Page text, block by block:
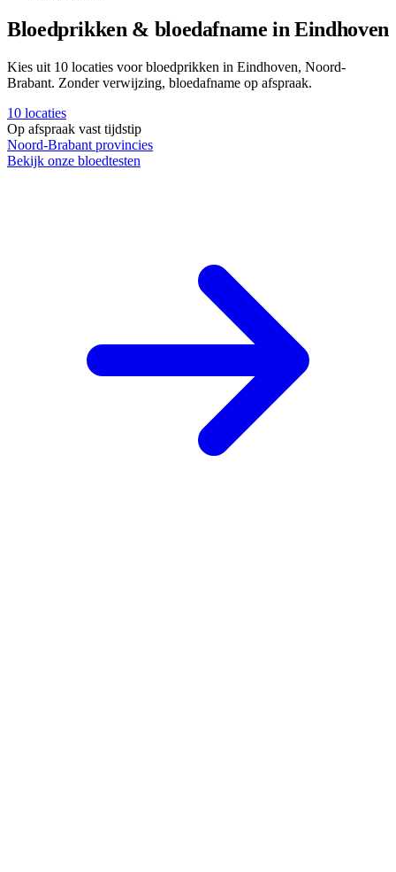
Bloedprikken & bloedafname in Eindhoven
Kies uit 10 locaties voor bloedprikken in Eindhoven, Noord-
Brabant. Zonder verwijzing, bloedafname op afspraak.
10 locaties
Op afspraak vast tijdstip
Noord-Brabant provincies
Bekijk onze bloedtesten